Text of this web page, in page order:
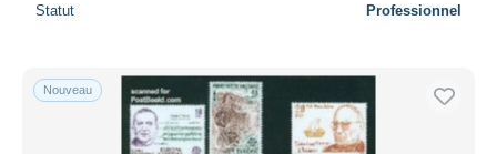
Statut Professionnel
Nouveau